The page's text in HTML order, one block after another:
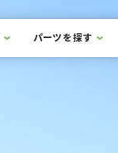
ニュー
パーツを探す